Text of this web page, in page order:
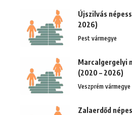
Újszilvás
2026)
Pest vármegye
Marcalgergelyi
(2020 – 2026)
Veszprém vármegye
Zalaerdőd